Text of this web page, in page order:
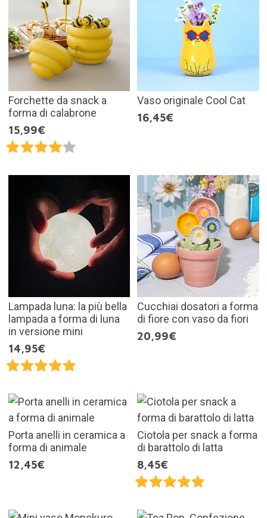
Forchette da snack a
forma di calabrone
15,99€
Vaso originale Cool Cat
16,45€
Lampada luna: la più bella
lampada a forma di luna
in versione mini
14,95€
Cucchiai dosatori a forma
di fiore con vaso da fiori
20,99€
Porta anelli in ceramica a
forma di animale
12,45€
Ciotola per snack a forma
di barattolo di latta
8,45€